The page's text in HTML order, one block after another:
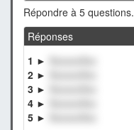
Répondre à 5 questions.
Réponses
1 ►
XxxxxxXxx
2 ►
3 ►
4 ►
5 ►